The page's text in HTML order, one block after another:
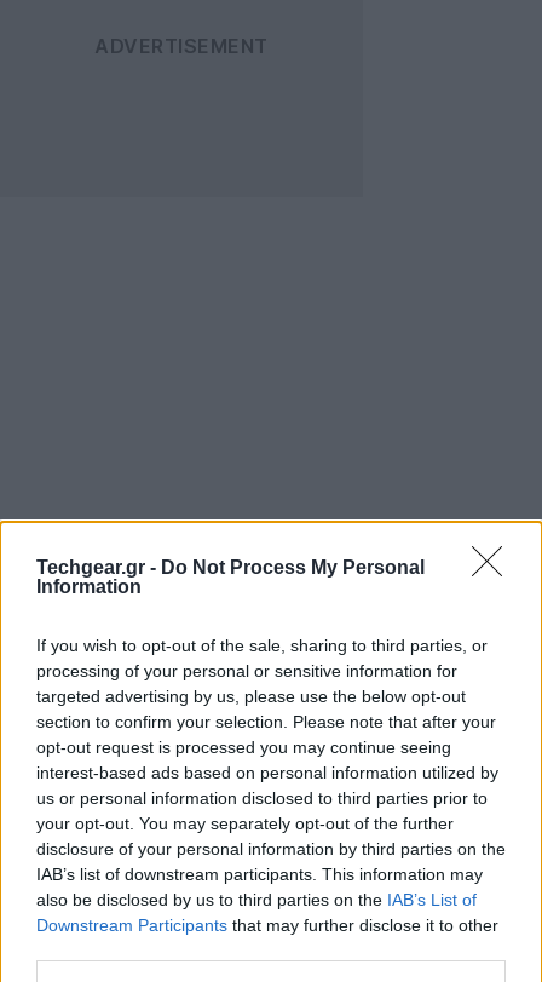
Techgear.gr - Do Not Process My Personal
Information
If you wish to opt-out of the sale, sharing to third parties, or
processing of your personal or sensitive information for
targeted advertising by us, please use the below opt-out
section to confirm your selection. Please note that after your
opt-out request is processed you may continue seeing
interest-based ads based on personal information utilized by
us or personal information disclosed to third parties prior to
your opt-out. You may separately opt-out of the further
disclosure of your personal information by third parties on the
IAB’s list of downstream participants. This information may
also be disclosed by us to third parties on the IAB’s List of
Downstream Participants that may further disclose it to other
Περισσότερες από 90.000 WordPress ιστοσελίδες
έχουν δεχτεί brute-force attack το τελευταίο
διάστημα με σκοπό την απόκτηση πρόσβασης στους
λογαριασμούς των διαχειριστών τους κάνοντας
χρήση του username 'admin' και δοκιμάζοντας
πολλαπλά passwords.